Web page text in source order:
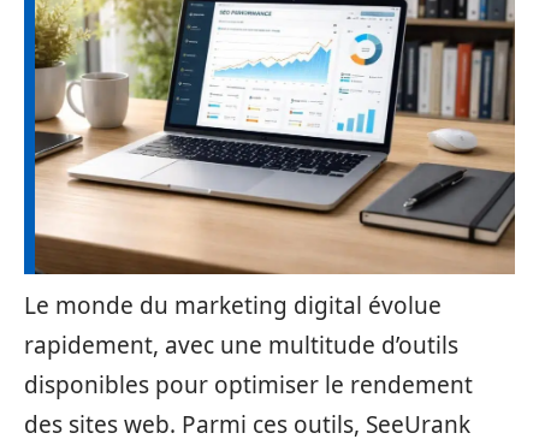
Le monde du marketing digital évolue
rapidement, avec une multitude d’outils
disponibles pour optimiser le rendement
des sites web. Parmi ces outils, SeeUrank